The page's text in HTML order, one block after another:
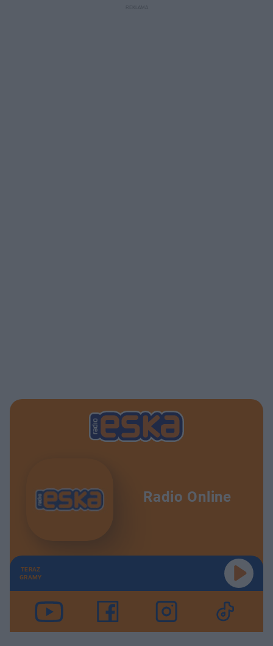
Radio Online
TERAZ
GRAMY